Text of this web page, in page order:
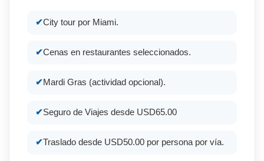
City tour por Miami.
Cenas en restaurantes seleccionados.
Mardi Gras (actividad opcional).
Seguro de Viajes desde USD65.00
Traslado desde USD50.00 por persona por vía.